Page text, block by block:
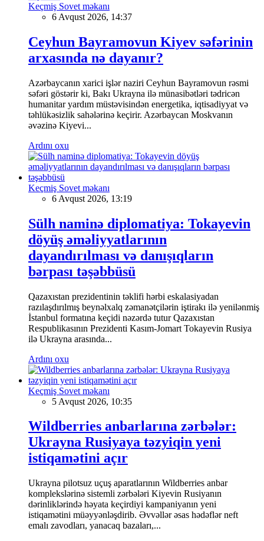
Keçmiş Sovet məkanı
6 Avqust 2026, 14:37
Ceyhun Bayramovun Kiyev səfərinin
arxasında nə dayanır?
Azərbaycanın xarici işlər naziri Ceyhun Bayramovun rəsmi
səfəri göstərir ki, Bakı Ukrayna ilə münasibətləri tədricən
humanitar yardım müstəvisindən energetika, iqtisadiyyat və
təhlükəsizlik sahələrinə keçirir. Azərbaycan Moskvanın
əvəzinə Kiyevi...
Ardını oxu
Keçmiş Sovet məkanı
6 Avqust 2026, 13:19
Sülh naminə diplomatiya: Tokayevin
döyüş əməliyyatlarının
dayandırılması və danışıqların
bərpası təşəbbüsü
Qazaxıstan prezidentinin təklifi hərbi eskalasiyadan
razılaşdırılmış beynəlxalq zəmanətçilərin iştirakı ilə yenilənmiş
İstanbul formatına keçidi nəzərdə tutur Qazaxıstan
Respublikasının Prezidenti Kasım-Jomart Tokayevin Rusiya
ilə Ukrayna arasında...
Ardını oxu
Keçmiş Sovet məkanı
5 Avqust 2026, 10:35
Wildberries anbarlarına zərbələr:
Ukrayna Rusiyaya təzyiqin yeni
istiqamətini açır
Ukrayna pilotsuz uçuş aparatlarının Wildberries anbar
komplekslərinə sistemli zərbələri Kiyevin Rusiyanın
dərinliklərində həyata keçirdiyi kampaniyanın yeni
istiqamətini müəyyənləşdirib. Əvvəllər əsas hədəflər neft
emalı zavodları, yanacaq bazaları,...